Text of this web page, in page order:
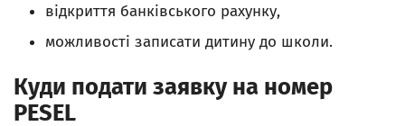
відкриття банківського рахунку,
можливості записати дитину до школи.
Куди подати заявку на номер
PESEL